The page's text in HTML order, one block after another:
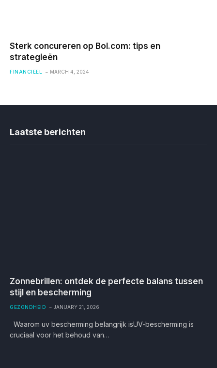
Sterk concureren op Bol.com: tips en
strategieën
FINANCIEEL MARCH 4, 2024
Laatste berichten
Zonnebrillen: ontdek de perfecte balans tussen
stijl en bescherming
GEZONDHEID JANUARY 21, 2026
Waarom uv bescherming belangrijk isUV-bescherming is
cruciaal voor het behoud van…